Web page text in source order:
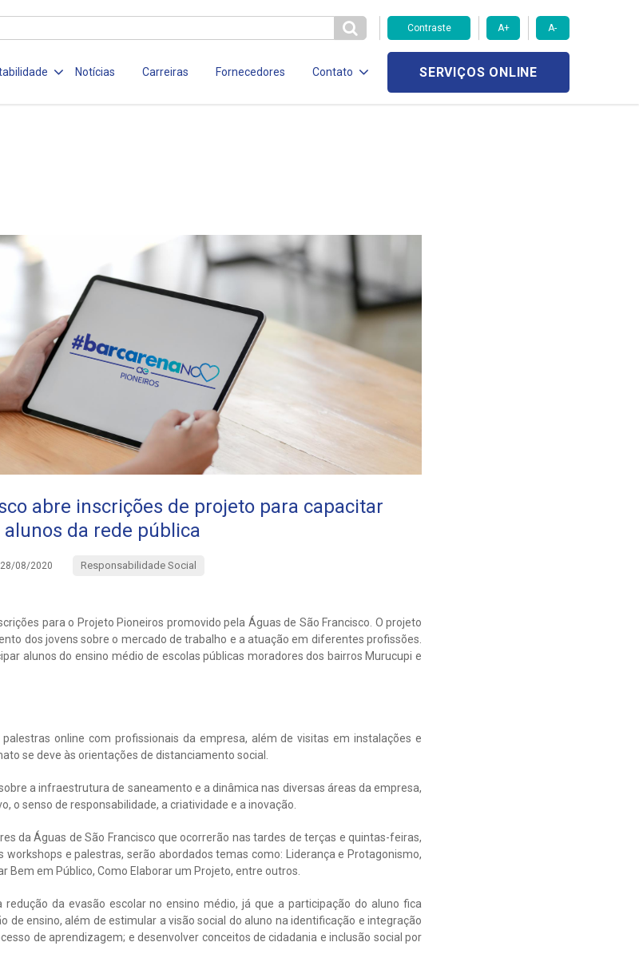
Contraste A+ A-
Notícias Carreiras Fornecedores Contato SERVIÇOS ONLINE
abre inscrições de projeto para capacitar
alunos da rede pública
28/08/2020 Responsabilidade Social
para o Projeto Pioneiros promovido pela Águas de São Francisco. O projeto
dos jovens sobre o mercado de trabalho e a atuação em diferentes profissões.
alunos do ensino médio de escolas públicas moradores dos bairros Murucupi e
online com profissionais da empresa, além de visitas em instalações e
se deve às orientações de distanciamento social.
a infraestrutura de saneamento e a dinâmica nas diversas áreas da empresa,
o senso de responsabilidade, a criatividade e a inovação.
da Águas de São Francisco que ocorrerão nas tardes de terças e quintas-feiras,
e palestras, serão abordados temas como: Liderança e Protagonismo,
Bem em Público, Como Elaborar um Projeto, entre outros.
da evasão escolar no ensino médio, já que a participação do aluno fica
de ensino, além de estimular a visão social do aluno na identificação e integração
de aprendizagem; e desenvolver conceitos de cidadania e inclusão social por